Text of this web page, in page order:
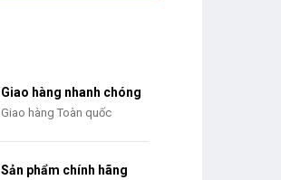
Giao hàng nhanh chóng
Giao hàng Toàn quốc
Sản phẩm chính hãng